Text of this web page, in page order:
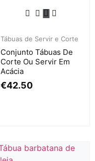
Tábuas de Servir e Corte
Conjunto Tábuas De
Corte Ou Servir Em
Acácia
€42.50